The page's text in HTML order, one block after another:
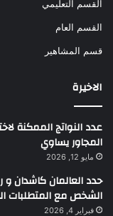
القسم التعليمي
القسم العام
قسم المشاهير
الاخيرة
عدد النواتج الممكنة
المجاور يساوي
مايو 12, 2026
حدد العالمان كاشدان و
الشخص مع المتطلبات
فبراير 4, 2026